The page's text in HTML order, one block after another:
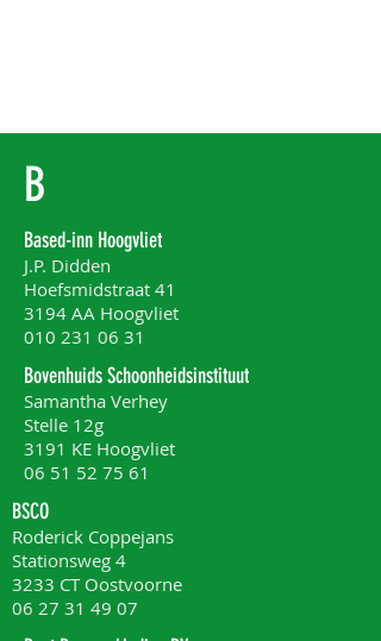
B
Based-inn Hoogvliet
J.P. Didden
Hoefsmidstraat 41
3194 AA Hoogvliet
010 231 06 31
Bovenhuids Schoonheidsinstituut
Samantha Verhey
Stelle 12g
3191 KE Hoogvliet
06 51 52 75 61
BSCO
Roderick Coppejans
Stationsweg 4
3233 CT Oostvoorne
06 27 31 49 07